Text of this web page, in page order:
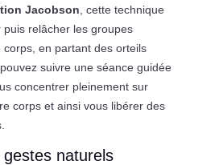
Jacobson , cette technique
relâcher les groupes
corps, en partant des orteils
suivre une séance guidée
concentrer pleinement sur
corps et ainsi vous libérer des
naturels